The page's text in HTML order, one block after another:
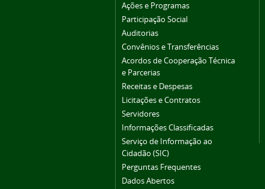
Ações e Programas
Participação Social
Auditorias
Convênios e Transferências
Acordos de Cooperação Técnica
e Parcerias
Receitas e Despesas
Licitações e Contratos
Servidores
Informações Classificadas
Serviço de Informação ao
Cidadão (SIC)
Perguntas Frequentes
Dados Abertos